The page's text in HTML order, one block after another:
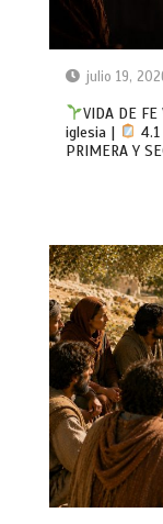
julio 19,
VIDA DE FE
iglesia |
PRIMERA Y